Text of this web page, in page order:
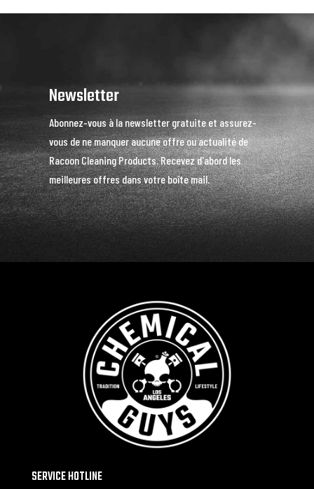
Newsletter
Abonnez-vous à la newsletter gratuite et assurez-
vous de ne manquer aucune offre ou actualité de
Racoon Cleaning Products. Recevez d'abord les
meilleures offres dans votre boîte mail.
SERVICE HOTLINE